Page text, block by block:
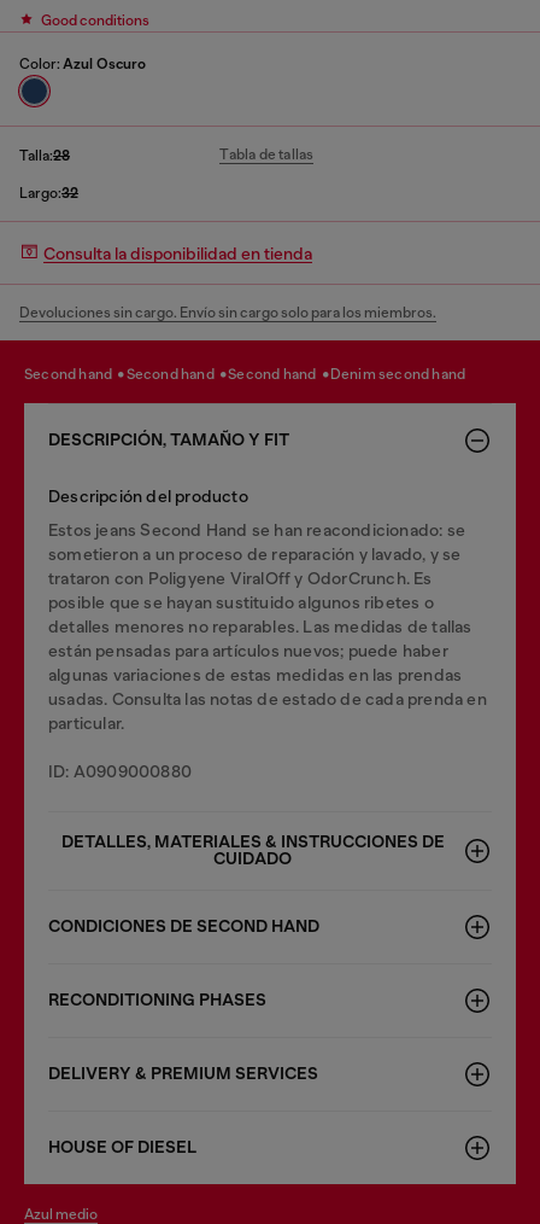
Good conditions
Color: Azul Oscuro
Talla:28 Tabla de tallas
Largo:32
Consulta la disponibilidad en tienda
Devoluciones sin cargo. Envío sin cargo solo para los miembros.
second hand second hand second hand denim second hand
DESCRIPCIÓN, TAMAÑO Y FIT
Descripción del producto
Estos jeans Second Hand se han reacondicionado: se
sometieron a un proceso de reparación y lavado, y se
trataron con Poligyene ViralOff y OdorCrunch. Es
posible que se hayan sustituido algunos ribetes o
detalles menores no reparables. Las medidas de tallas
están pensadas para artículos nuevos; puede haber
algunas variaciones de estas medidas en las prendas
usadas. Consulta las notas de estado de cada prenda en
particular.
ID: A0909000880
DETALLES, MATERIALES & INSTRUCCIONES DE
CUIDADO
CONDICIONES DE SECOND HAND
RECONDITIONING PHASES
DELIVERY & PREMIUM SERVICES
HOUSE OF DIESEL
azul medio